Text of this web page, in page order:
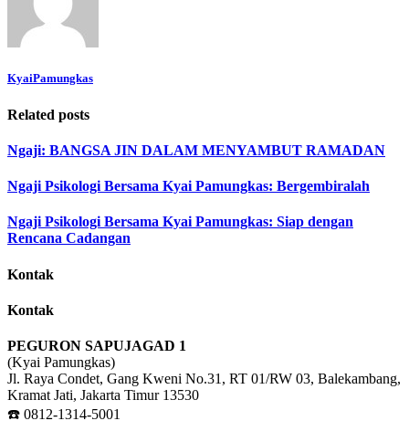
KyaiPamungkas
Related posts
Ngaji: BANGSA JIN DALAM MENYAMBUT RAMADAN
Ngaji Psikologi Bersama Kyai Pamungkas: Bergembiralah
Ngaji Psikologi Bersama Kyai Pamungkas: Siap dengan
Rencana Cadangan
Kontak
Kontak
PEGURON SAPUJAGAD 1
(Kyai Pamungkas)
Jl. Raya Condet, Gang Kweni No.31, RT 01/RW 03, Balekambang,
Kramat Jati, Jakarta Timur 13530
☎️ 0812-1314-5001